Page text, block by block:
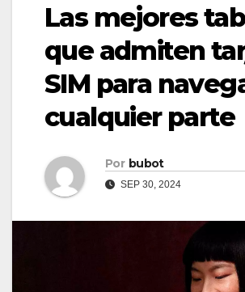
Las mejores
que admiten
SIM para
cualquier parte
Por bubot
SEP 30, 2024